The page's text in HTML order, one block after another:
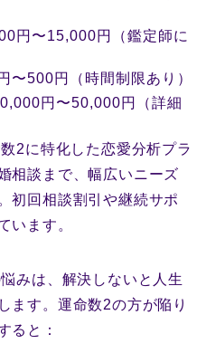
円〜15,000円（鑑定師に
〜500円（時間制限あり）
円〜50,000円（詳細
2に特化した恋愛分析プラ
相談まで、幅広いニーズ
初回相談割引や継続サポ
います。
みは、解決しないと人生
ます。運命数2の方が陥り
ると：